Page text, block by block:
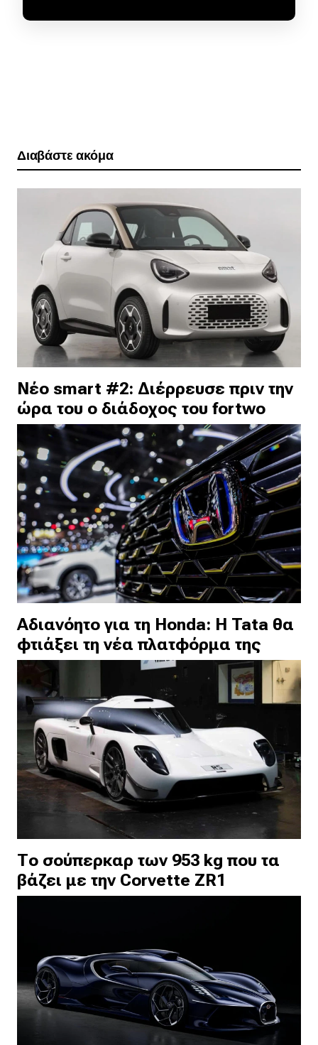
Διαβάστε ακόμα
Νέο smart #2: Διέρρευσε πριν την
ώρα του ο διάδοχος του fortwo
Αδιανόητο για τη Honda: Η Tata θα
φτιάξει τη νέα πλατφόρμα της
Το σούπερκαρ των 953 kg που τα
βάζει με την Corvette ZR1